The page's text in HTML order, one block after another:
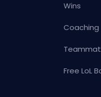
Wins
Coaching
Free LoL